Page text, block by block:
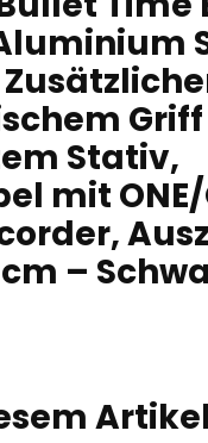
Stativ,
mit ONE/
cm –
Artikel